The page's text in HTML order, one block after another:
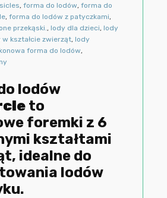
, forma do lodów, forma do
, forma do lodów z patyczkami,
przekąski. , lody dla dzieci, lody
w kształcie zwierząt, lody
forma do lodów,
lodów
to
foremki z 6
kształtami
idealne do
lodów